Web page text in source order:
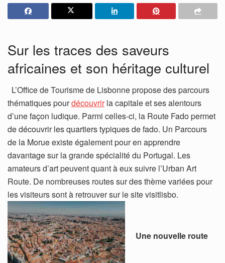
Sur les traces des saveurs
africaines et son héritage culturel
L’Office de Tourisme de Lisbonne propose des parcours
thématiques pourdécouvrirla capitale et ses alentours
d’une façon ludique. Parmi celles-ci, la Route Fado permet
de découvrir les quartiers typiques de fado. Un Parcours
de la Morue existe également pour en apprendre
davantage sur la grande spécialité du Portugal. Les
amateurs d’art peuvent quant à eux suivre l’Urban Art
Route. De nombreuses routes sur des thème variées pour
les visiteurs sont à retrouver sur le site visitlisbo.
Une nouvelle route